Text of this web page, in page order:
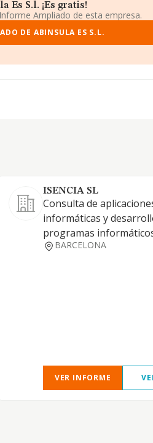
Es S.l. ¡Es gratis!
Ampliado de esta empresa.
DE ABINSULA ES S.L.
ISENCIA SL
Consulta de
informáticas y
programas
BARCELONA
VER INFORME